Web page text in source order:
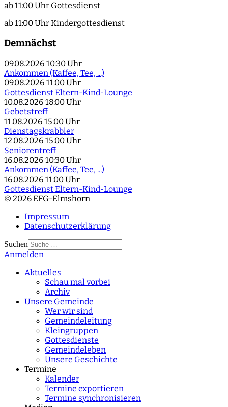
ab 11:00 Uhr Gottesdienst
ab 11:00 Uhr Kindergottesdienst
Demnächst
09.08.2026 10:30 Uhr
Ankommen (Kaffee, Tee, ...)
09.08.2026 11:00 Uhr
Gottesdienst Eltern-Kind-Lounge
10.08.2026 18:00 Uhr
Gebetstreff
11.08.2026 15:00 Uhr
Dienstagskrabbler
12.08.2026 15:00 Uhr
Seniorentreff
16.08.2026 10:30 Uhr
Ankommen (Kaffee, Tee, ...)
16.08.2026 11:00 Uhr
Gottesdienst Eltern-Kind-Lounge
© 2026 EFG-Elmshorn
Impressum
Datenschutzerklärung
Suchen
Type 2 or more
Anmelden
Aktuelles
Schau mal vorbei
Archiv
Unsere Gemeinde
Wer wir sind
Gemeindeleitung
Kleingruppen
Gottesdienste
Gemeindeleben
Unsere Geschichte
Termine
Kalender
Termine exportieren
Termine synchronisieren